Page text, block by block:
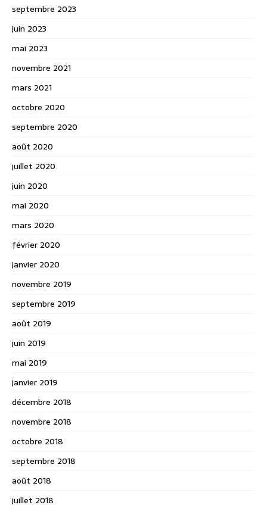
septembre 2023
juin 2023
mai 2023
novembre 2021
mars 2021
octobre 2020
septembre 2020
août 2020
juillet 2020
juin 2020
mai 2020
mars 2020
février 2020
janvier 2020
novembre 2019
septembre 2019
août 2019
juin 2019
mai 2019
janvier 2019
décembre 2018
novembre 2018
octobre 2018
septembre 2018
août 2018
juillet 2018